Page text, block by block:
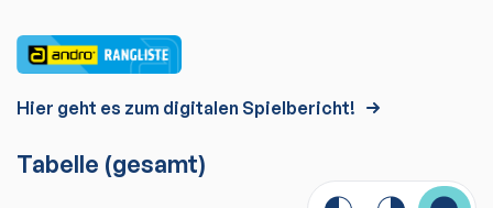
Hier geht es zum digitalen Spielbericht!
Tabelle (gesamt)